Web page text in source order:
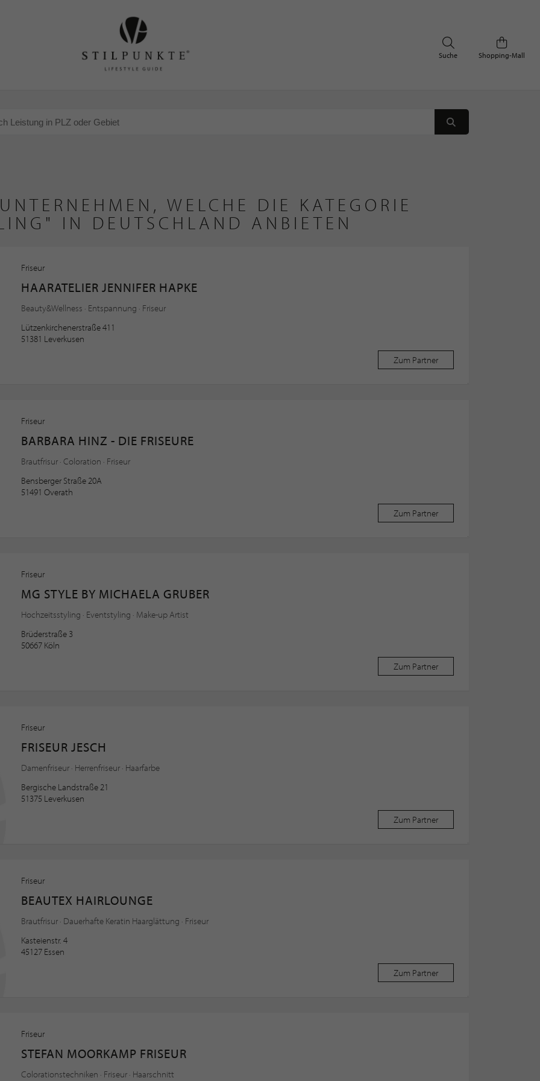
Shopping-Mall
Suche
WELCHE DIE KATEGORIE
IN DEUTSCHLAND ANBIETEN
Friseur
HAARATELIER JENNIFER HAPKE
Beauty&Wellness · Entspannung · Friseur
Lützenkirchenerstraße 411
51381 Leverkusen
Zum Partner
Friseur
BARBARA HINZ - DIE FRISEURE
Brautfrisur · Coloration · Friseur
Bensberger Straße 20A
51491 Overath
Zum Partner
Friseur
MG STYLE BY MICHAELA GRUBER
Hochzeitsstyling · Eventstyling · Make-up Artist
Brüderstraße 3
50667 Köln
Zum Partner
Friseur
FRISEUR JESCH
Damenfriseur · Herrenfriseur · Haarfarbe
Bergische Landstraße 21
51375 Leverkusen
Zum Partner
Friseur
BEAUTEX HAIRLOUNGE
Brautfrisur · Dauerhafte Keratin Haarglättung · Friseur
Kasteienstr. 4
45127 Essen
Zum Partner
Friseur
STEFAN MOORKAMP FRISEUR
Colorationstechniken · Friseur · Haarschnitt